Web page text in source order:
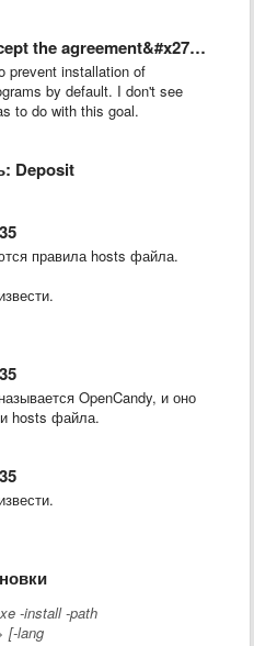
agreement&#x27; feature
prevent installation of
by default. I don't see
to do with this goal.
Deposit
правила hosts файла.
OpenCandy, и оно
hosts файла.
-install -path
[-lang